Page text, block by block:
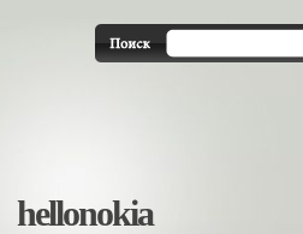
hellonokia